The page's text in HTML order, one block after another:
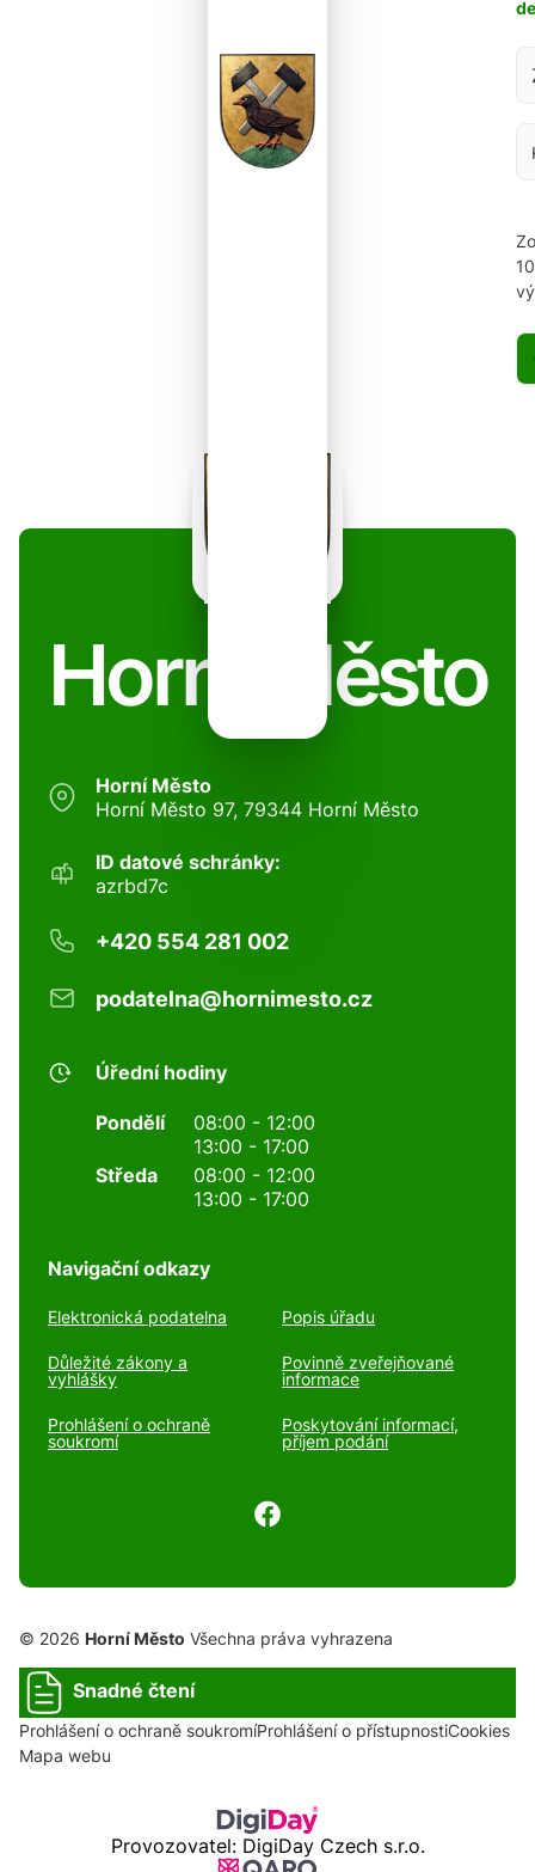
Horní Město
Horní Město
Horní Město 97, 79344 Horní Město
ID datové schránky:
azrbd7c
+420 554 281 002
podatelna@hornimesto.cz
Úřední hodiny
Pondělí
08:00 - 12:00
13:00 - 17:00
Středa
08:00 - 12:00
13:00 - 17:00
Navigační odkazy
Elektronická podatelna Popis úřadu
Důležité zákony a
vyhlášky
Povinně zveřejňované
informace
Prohlášení o ochraně
soukromí
Poskytování informací,
příjem podání
© 2026 Horní Město Všechna práva vyhrazena
Snadné čtení
Prohlášení o ochraně soukromíProhlášení o přístupnostiCookies
Mapa webu
Provozovatel: DigiDay Czech s.r.o.